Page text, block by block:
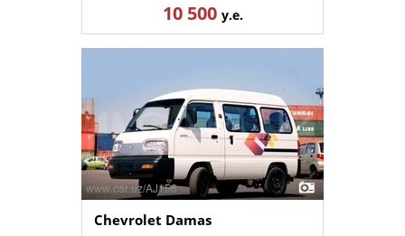
10 500 у.е.
Chevrolet Damas